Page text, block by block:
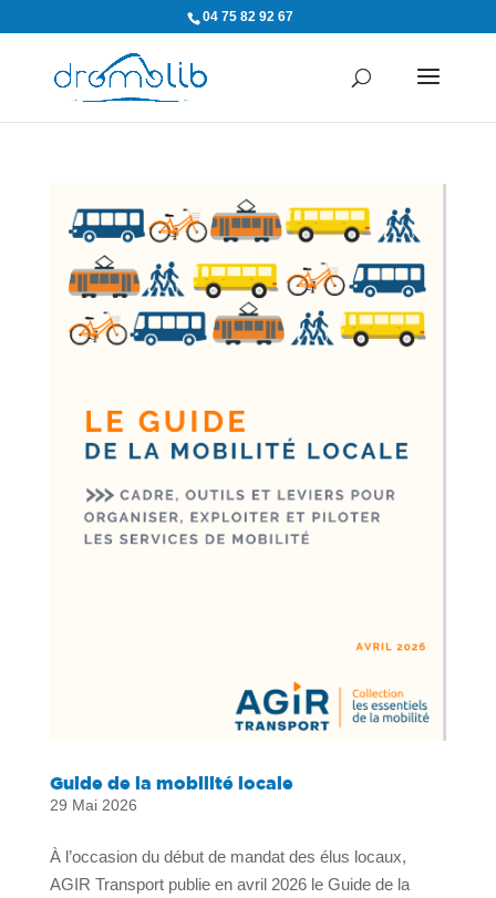
04 75 82 92 67
Guide de la mobilité locale
29 Mai 2026
À l’occasion du début de mandat des élus locaux,
AGIR Transport publie en avril 2026 le Guide de la